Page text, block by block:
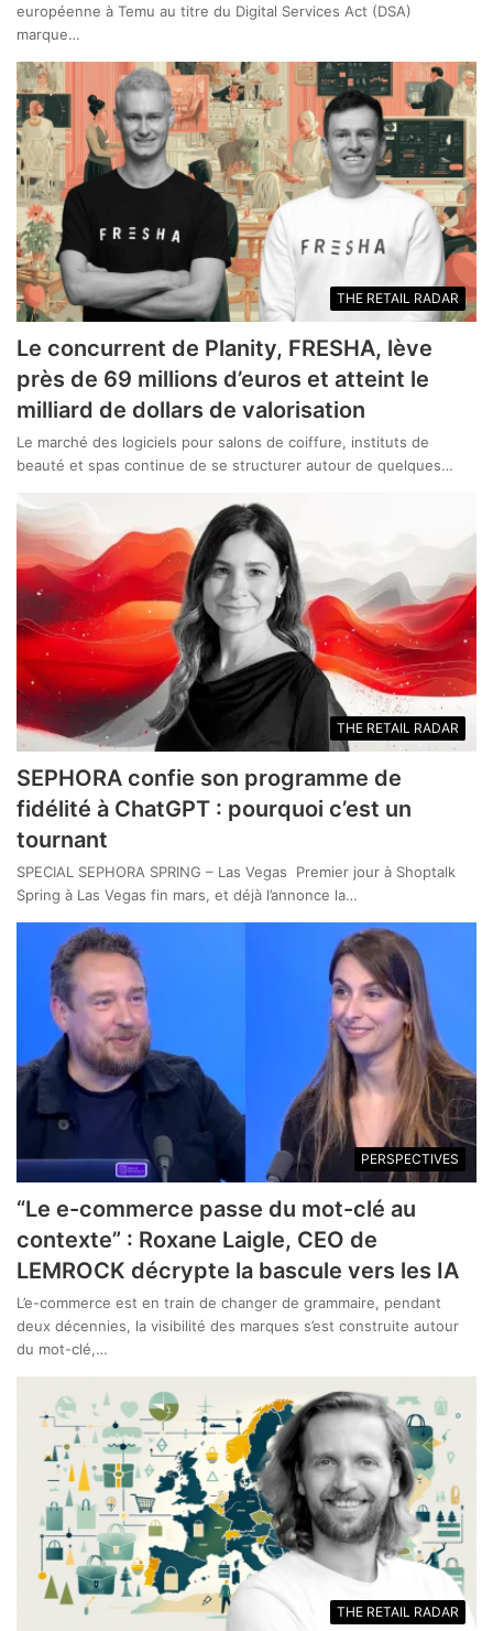
européenne à Temu au titre du Digital Services Act (DSA)
marque…
THE RETAIL RADAR
Le concurrent de Planity, FRESHA, lève
près de 69 millions d’euros et atteint le
milliard de dollars de valorisation
Le marché des logiciels pour salons de coiffure, instituts de
beauté et spas continue de se structurer autour de quelques…
THE RETAIL RADAR
SEPHORA confie son programme de
fidélité à ChatGPT : pourquoi c’est un
tournant
SPECIAL SEPHORA SPRING – Las Vegas Premier jour à Shoptalk
Spring à Las Vegas fin mars, et déjà l’annonce la…
PERSPECTIVES
“Le e-commerce passe du mot-clé au
contexte” : Roxane Laigle, CEO de
LEMROCK décrypte la bascule vers les IA
L’e-commerce est en train de changer de grammaire, pendant
deux décennies, la visibilité des marques s’est construite autour
du mot-clé,…
THE RETAIL RADAR